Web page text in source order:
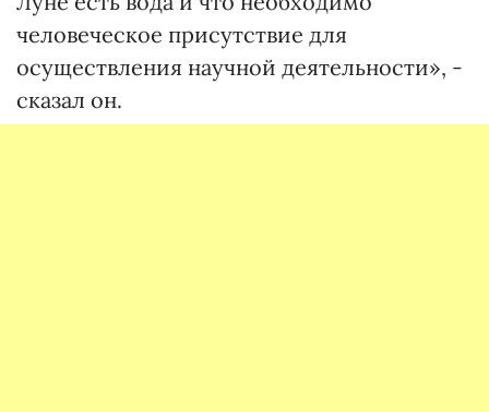
человеческое присутствие для
осуществления научной деятельности», -
сказал он.